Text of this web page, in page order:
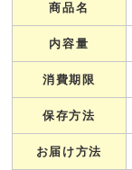
商品名
内容量
消費期限
保存方法
お届け方法